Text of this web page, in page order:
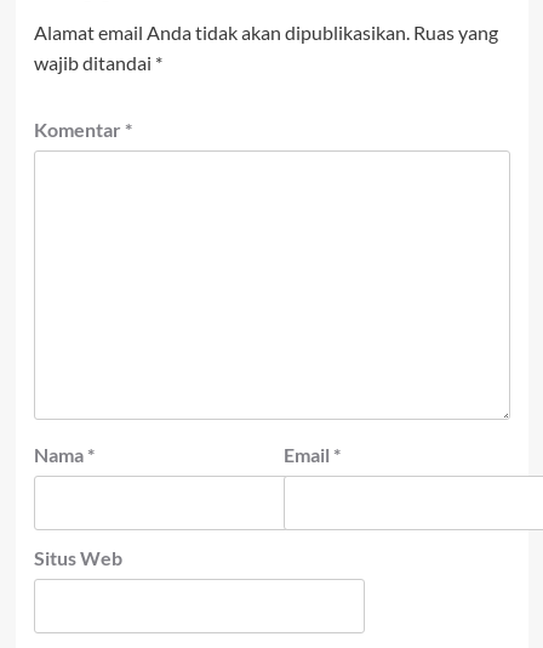
Alamat email Anda tidak akan dipublikasikan. Ruas yang
wajib ditandai *
Komentar *
Nama * Email *
Situs Web